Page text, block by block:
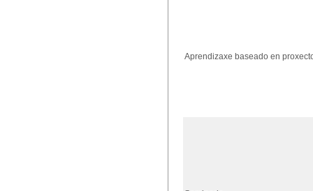
Aprendizaxe baseado en